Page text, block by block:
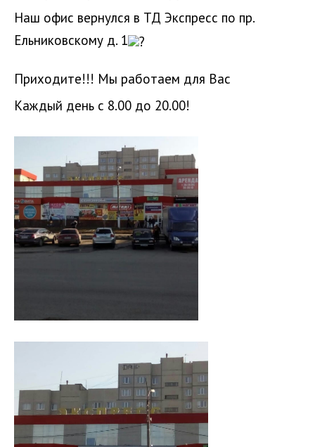
Наш офис вернулся в ТД Экспресс по пр.
Ельниковскому д. 1
Приходите!!! Мы работаем для Вас
Каждый день с 8.00 до 20.00!